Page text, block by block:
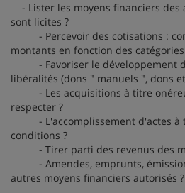
- Lister les moyens financiers des
sont licites ?
- Percevoir des cotisations :
montants en fonction des
- Favoriser le développement
libéralités (dons " manuels ", dons
- Les acquisitions à titre
respecter ?
- L'accomplissement d'actes à
conditions ?
- Tirer parti des revenus des
- Amendes, emprunts,
autres moyens financiers autorisés ?